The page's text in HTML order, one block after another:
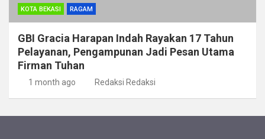
KOTA BEKASI RAGAM
GBI Gracia Harapan Indah Rayakan 17 Tahun
Pelayanan, Pengampunan Jadi Pesan Utama
Firman Tuhan
1 month ago Redaksi Redaksi